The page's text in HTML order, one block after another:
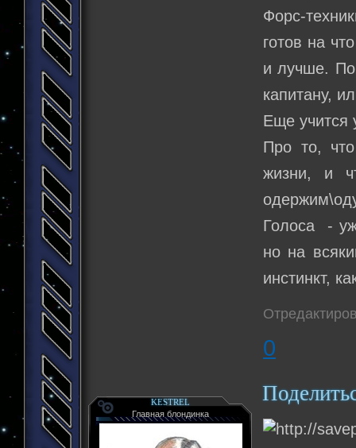
Форс-
готов на
и лучше.
капитану,
Еще учится
Про то, что
жизни, и
Голоса -
но на
инстинкт,
0
KESTREL
Главная блондинка